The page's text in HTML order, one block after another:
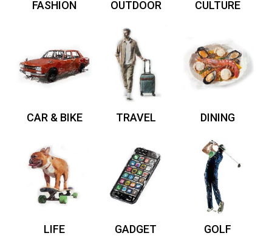
FASHION OUTDOOR CULTURE
CAR & BIKE TRAVEL DINING
LIFE GADGET GOLF